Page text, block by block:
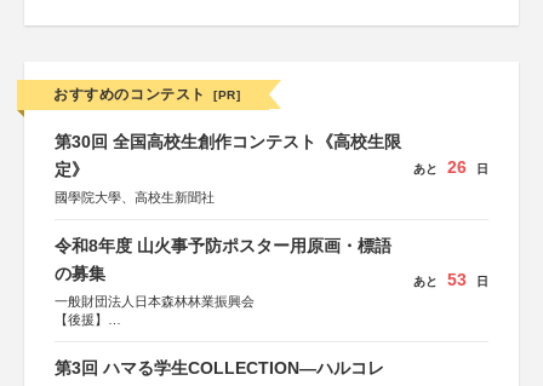
おすすめのコンテスト [PR]
第30回 全国高校生創作コンテスト《高校生限
定》
國學院大學、高校生新聞社
あと 26 日
令和8年度 山火事予防ポスター用原画・標語
の募集
一般財団法人日本森林林業振興会
【後援】
会、森林火災対策協会
あと 53 日
第3回 ハマる学生COLLECTION―ハルコレ